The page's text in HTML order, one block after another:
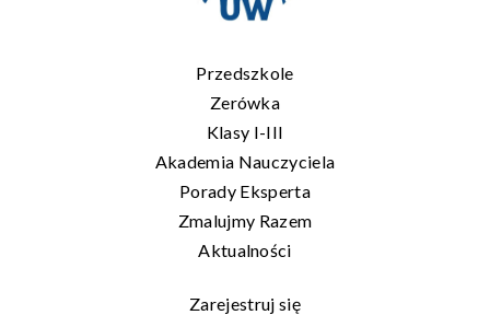
Przedszkole
Zerówka
Klasy I-III
Akademia Nauczyciela
Porady Eksperta
Zmalujmy Razem
Aktualności
Zarejestruj się